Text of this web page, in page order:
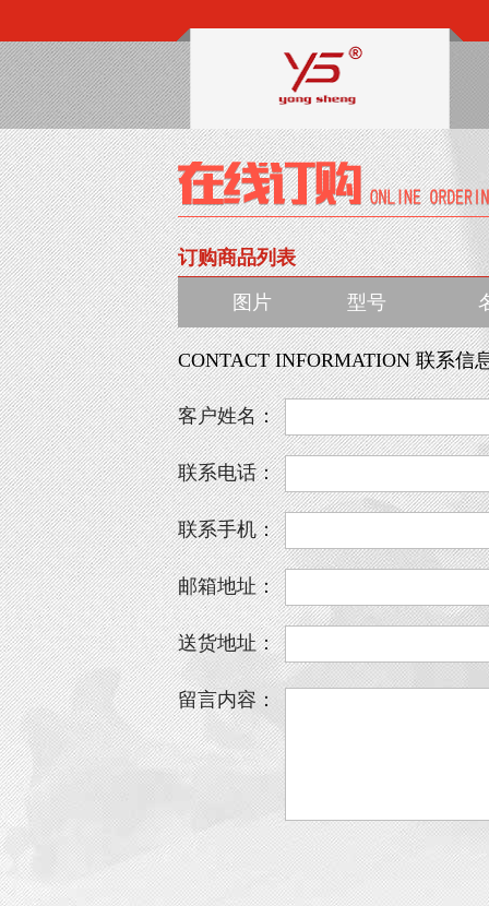
订购商品列表
图片 型号
CONTACT INFORMATION 联系信
客户姓名：
联系电话：
联系手机：
邮箱地址：
送货地址：
留言内容：